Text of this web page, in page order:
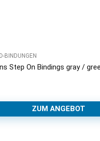
BINDUNGEN
Step On Bindings gray /
ZUM ANGEBOT